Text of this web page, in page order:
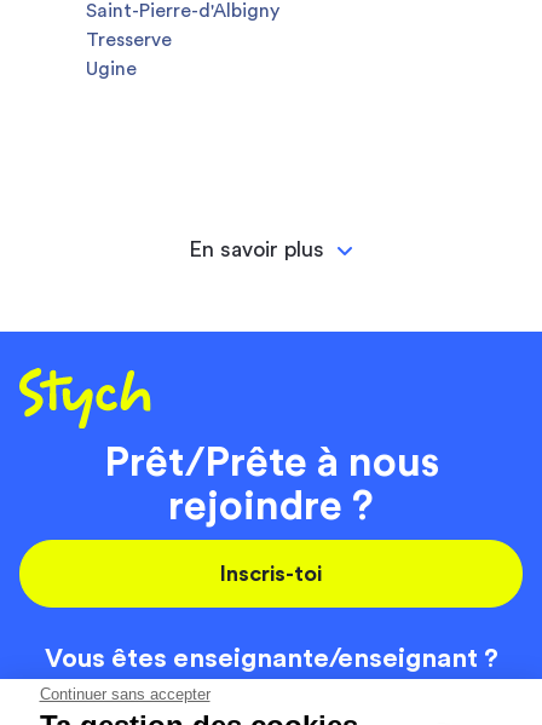
Continuer sans accepter
Saint-Pierre-d'Albigny
Tresserve
Ugine
En savoir plus
Prêt/Prête à nous
rejoindre ?
Inscris-toi
Vous êtes enseignante/enseignant ?
On recrute